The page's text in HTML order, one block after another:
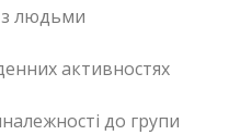
з людьми
активностях
до групи